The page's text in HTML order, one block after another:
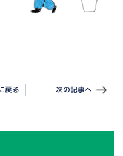
戻る 次の記事へ